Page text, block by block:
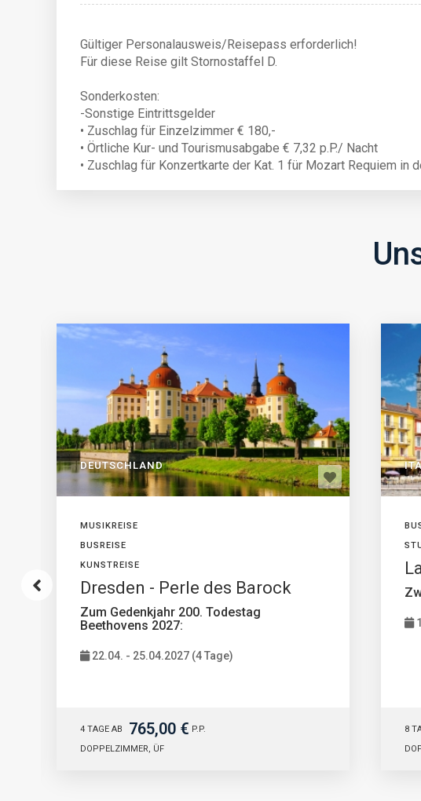
Gültiger Personalausweis/Reisepass erforderlich!
Für diese Reise gilt Stornostaffel D.
Sonderkosten:
-Sonstige Eintrittsgelder
• Zuschlag für Einzelzimmer € 180,-
• Örtliche Kur- und Tourismusabgabe € 7,32 p.P./ Nacht
• Zuschlag für Konzertkarte der Kat. 1 für Mozart Requiem in
DEUTSCHLAND
MUSIKREISE
BUSREISE
KUNSTREISE
Dresden - Perle des Barock
Zum Gedenkjahr 200. Todestag
Beethovens 2027:
22.04. - 25.04.2027 (4 Tage)
4 TAGE AB 765,00 € P.P.
DOPPELZIMMER, ÜF
8